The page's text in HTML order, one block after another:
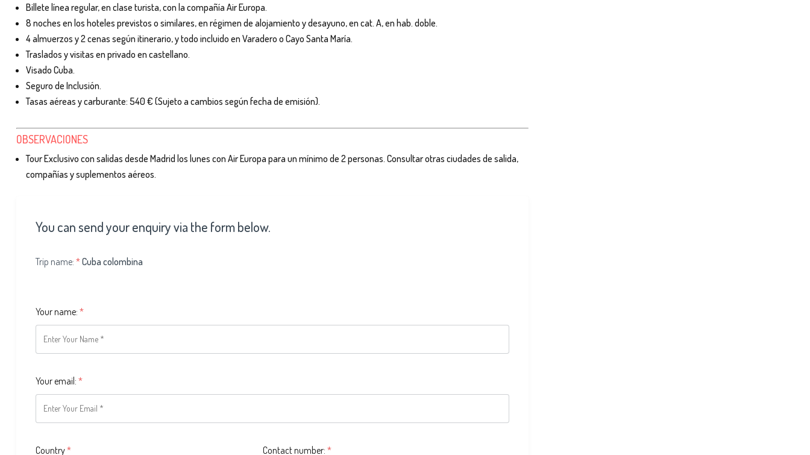
Billete línea regular, en clase turista, con la compañía Air Europa.
8 noches en los hoteles previstos o similares, en régimen de alojamiento y desayuno, en cat. A, en hab. doble.
4 almuerzos y 2 cenas según itinerario, y todo incluido en Varadero o Cayo Santa María.
Traslados y visitas en privado en castellano.
Visado Cuba.
Seguro de Inclusión.
Tasas aéreas y carburante: 540 € (Sujeto a cambios según fecha de emisión).
OBSERVACIONES
Tour Exclusivo con salidas desde Madrid los lunes con Air Europa para un mínimo de 2 personas. Consultar otras ciudades de salida,
compañías y suplementos aéreos.
You can send your enquiry via the form below.
Trip name: *Cuba colombina
Your name: *
Your email: *
Country* Contact number:*